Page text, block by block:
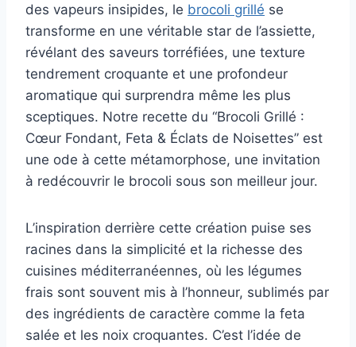
des vapeurs insipides, le brocoli grillé se
transforme en une véritable star de l’assiette,
révélant des saveurs torréfiées, une texture
tendrement croquante et une profondeur
aromatique qui surprendra même les plus
sceptiques. Notre recette du “Brocoli Grillé :
Cœur Fondant, Feta & Éclats de Noisettes” est
une ode à cette métamorphose, une invitation
à redécouvrir le brocoli sous son meilleur jour.
L’inspiration derrière cette création puise ses
racines dans la simplicité et la richesse des
cuisines méditerranéennes, où les légumes
frais sont souvent mis à l’honneur, sublimés par
des ingrédients de caractère comme la feta
salée et les noix croquantes. C’est l’idée de